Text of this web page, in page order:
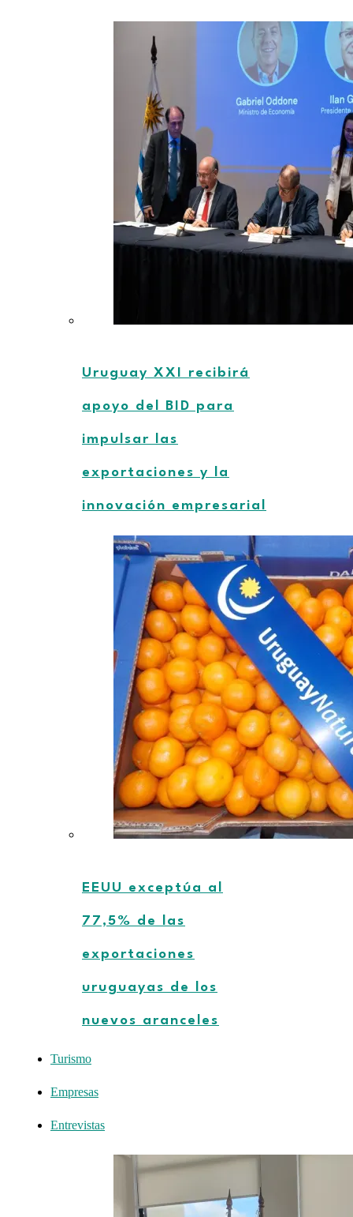
Uruguay XXI recibirá
apoyo del BID para
impulsar las
exportaciones y la
innovación empresarial
EEUU exceptúa al
77,5% de las
exportaciones
uruguayas de los
nuevos aranceles
Turismo
Empresas
Entrevistas